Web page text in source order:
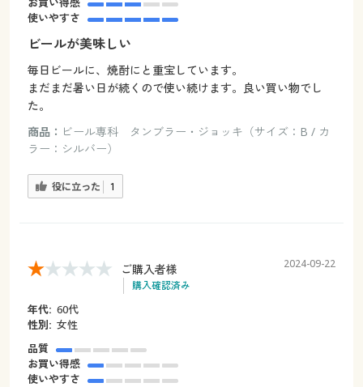
使いやすさ
ビールが美味しい
毎日ビールに、焼酎にと重宝しています。
まだまだ暑い日が続くので使い続けます。良い買い物でし
た。
商品： ビール専科 タンブラー・ジョッキ（サイズ：B / カ
ラー：シルバー）
役に立った 1
ご購入者様
購入確認済み
2024-09-22
年代: 60代
性別: 女性
品質
お買い得感
使いやすさ